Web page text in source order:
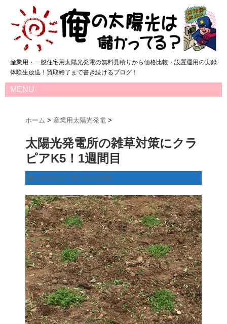
産業用・一般住宅用太陽光発電の無料見積りから価格比較・設置運用の実録
体験生放送！買取終了まで書き続けるブログ！
MENU
ホーム > 産業用太陽光発電 >
太陽光発電所の雑草対策にクラ
ピアK5！1週間目
2016/10/27 2017/12/06